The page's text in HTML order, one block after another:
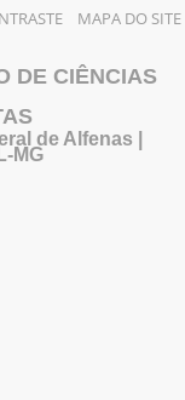
MAPA DO SITE
DE CIÊNCIAS
de Alfenas |
MG